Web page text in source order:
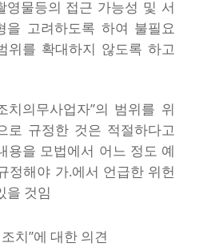
영물등의 접근 가능성 및 서
을 고려하도록 하여 불필요
위를 확대하지 않도록 하고
치의무사업자”의 범위를 위
로 규정한 것은 적절하다고
용을 모법에서 어느 정도 예
정해야 가.에서 언급한 위헌
을 것임
치”에 대한 의견